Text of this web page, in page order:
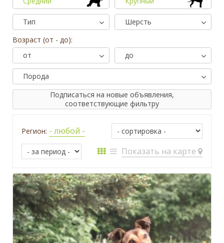
Тип
Шерсть
Возраст (от - до):
от
до
Порода
Подписаться на новые объявления,
соответствующие фильтру
Регион: - любой -
Показать на карте